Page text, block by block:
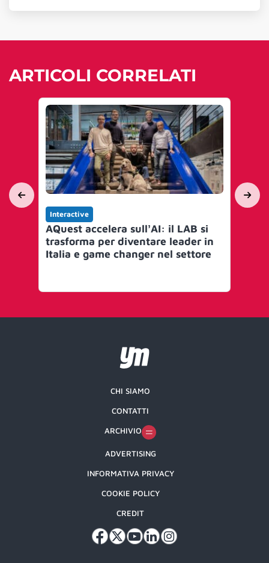
ARTICOLI CORRELATI
Interactive
AQuest accelera sullʼAI: il LAB si
trasforma per diventare leader in
Italia e game changer nel settore
CHI SIAMO
CONTATTI
ARCHIVIO
ADVERTISING
INFORMATIVA PRIVACY
COOKIE POLICY
CREDIT